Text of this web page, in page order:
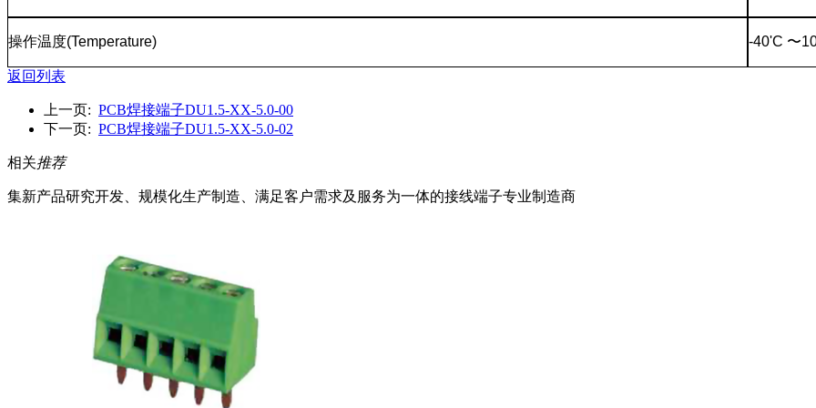
操作温度(Temperature) -40'C 〜
返回列表
上一页: PCB焊接端子DU1.5-XX-5.0-00
下一页: PCB焊接端子DU1.5-XX-5.0-02
相关推荐
集新产品研究开发、规模化生产制造、满足客户需求及服务为一体的接线端子专业制造商